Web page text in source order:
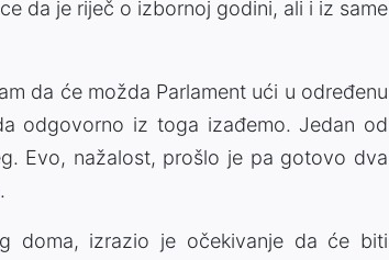
da je riječ o izbornoj godini, ali i iz same
da će možda Parlament ući u određenu
odgovorno iz toga izađemo. Jedan od
Evo, nažalost, prošlo je pa gotovo dva
doma, izrazio je očekivanje da će biti